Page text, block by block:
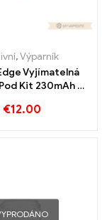
,Výparník
Vyjímatelná
Kit 230mAh &
丨Vlastní
€12.00